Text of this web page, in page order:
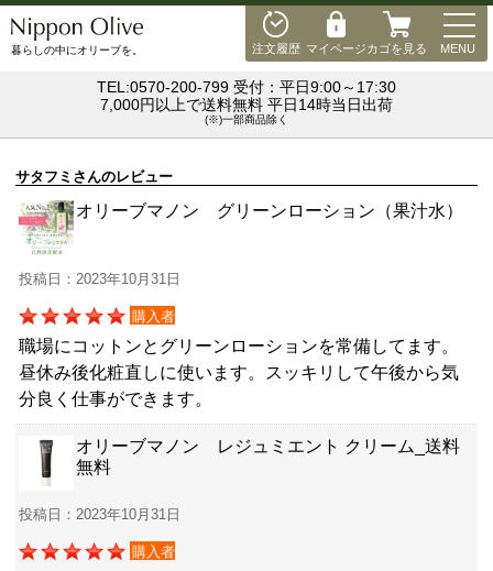
注文履歴 マイページカゴを見る MENU
暮らしの中にオリーブを。
TEL:0570-200-799 受付：平日9:00～17:30
7,000円以上で送料無料 平日14時当日出荷
(※)一部商品除く
サタフミさんのレビュー
オリーブマノン グリーンローション（果汁水）
投稿日：2023年10月31日
購入者
職場にコットンとグリーンローションを常備してます。
昼休み後化粧直しに使います。スッキリして午後から気
分良く仕事ができます。
オリーブマノン レジュミエント クリーム_送料
無料
投稿日：2023年10月31日
購入者